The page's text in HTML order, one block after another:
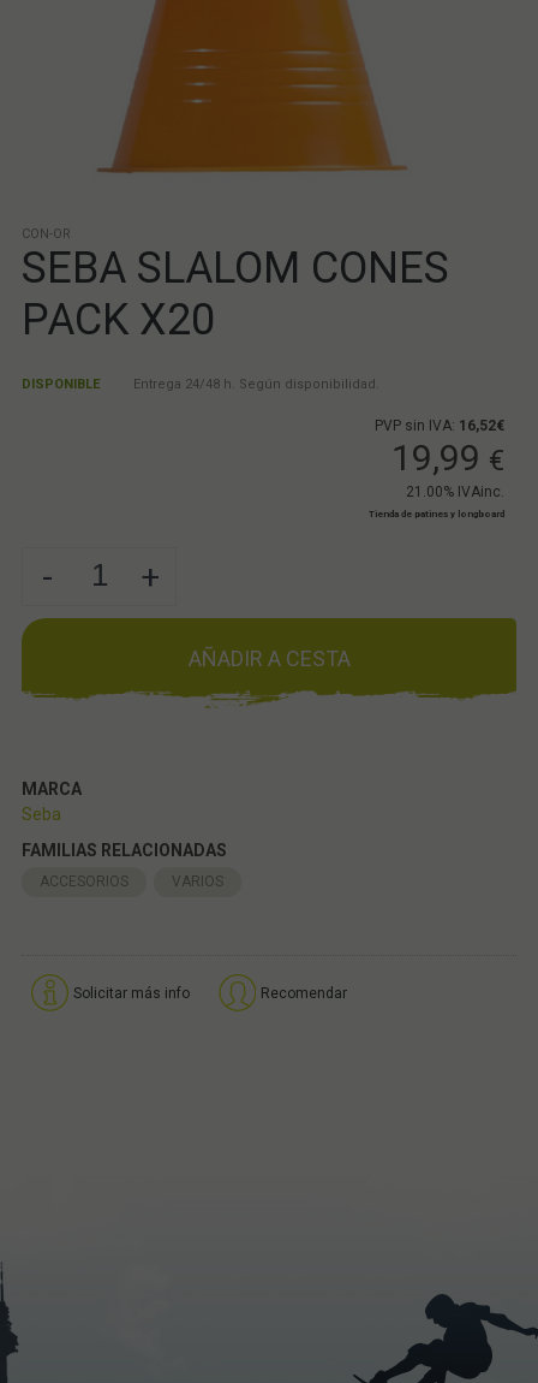
CON-OR
SEBA SLALOM CONES
PACK X20
DISPONIBLE Entrega 24/48 h. Según disponibilidad.
PVP sin IVA: 16,52€
19,99 €
21.00% IVAinc.
Tienda de patines y longboard
- +
AÑADIR A CESTA
MARCA
Seba
FAMILIAS RELACIONADAS
ACCESORIOS VARIOS
Solicitar más info Recomendar